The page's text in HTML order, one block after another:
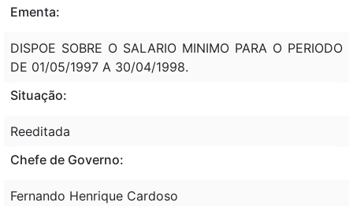
Ementa:
DISPOE SOBRE O SALARIO MINIMO PARA O PERIODO
DE 01/05/1997 A 30/04/1998.
Situação:
Reeditada
Chefe de Governo:
Fernando Henrique Cardoso